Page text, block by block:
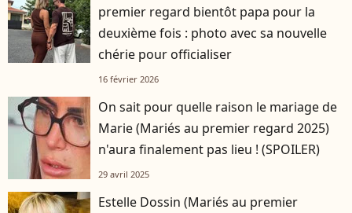
premier regard bientôt papa pour la
deuxième fois : photo avec sa nouvelle
chérie pour officialiser
16 février 2026
On sait pour quelle raison le mariage de
Marie (Mariés au premier regard 2025)
n'aura finalement pas lieu ! (SPOILER)
29 avril 2025
Estelle Dossin (Mariés au premier